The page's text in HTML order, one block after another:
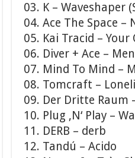
03. K – Waveshaper
04. Ace The Space
05. Kai Tracid – Your
06. Diver + Ace –
07. Mind To Mind –
08. Tomcraft –
09. Der Dritte Raum
10. Plug ‚N‘ Play –
11. DERB – derb
12. Tandú – Acido